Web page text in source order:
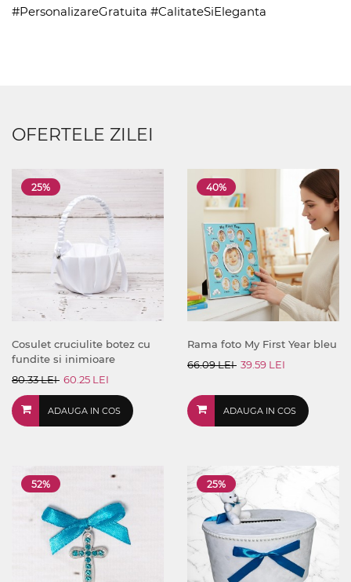
#PersonalizareGratuita #CalitateSiEleganta
OFERTELE ZILEI
25%
Cosulet cruciulite botez cu
fundite si inimioare
80.33 LEI 60.25 LEI
ADAUGA IN COS
40%
Rama foto My First Year bleu
66.09 LEI 39.59 LEI
ADAUGA IN COS
52% 25%